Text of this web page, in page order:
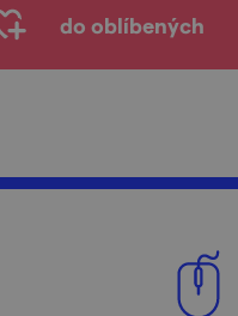
do oblíbených